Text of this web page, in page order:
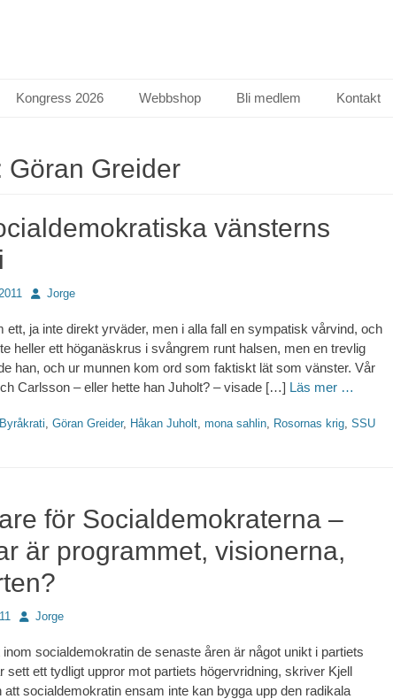
Kongress 2026 Webbshop Bli medlem Kontakt
Göran Greider
vänsterns
Författare
Jorge
ett, ja inte direkt yrväder, men i alla fall en sympatisk vårvind, och
heller ett höganäskrus i svångrem runt halsen, men en trevlig
han, och ur munnen kom ord som faktiskt lät som vänster. Vår
Carlsson – eller hette han Juholt? – visade […] Läs mer …
Byråkrati, Göran Greider, Håkan Juholt, mona sahlin, Rosornas krig, SSU
för Socialdemokraterna –
är programmet, visionerna,
Författare
Jorge
socialdemokratin de senaste åren är något unikt i partiets
sett ett tydligt uppror mot partiets högervridning, skriver Kjell
att socialdemokratin ensam inte kan bygga upp den radikala